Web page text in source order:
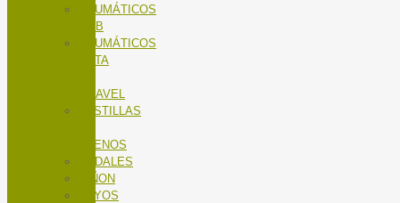
NEUMÁTICOS
MTB
NEUMÁTICOS
RUTA
GRAVEL
PASTILLAS
FRENOS
PEDALES
PIÑON
RAYOS